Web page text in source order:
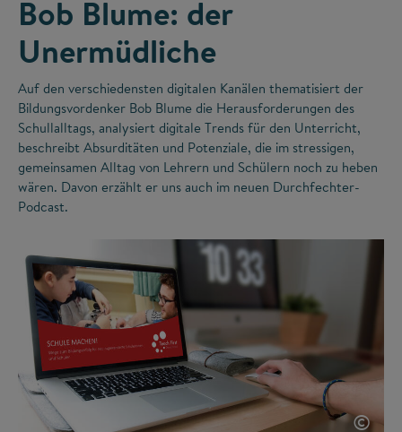
Bob Blume: der
Unermüdliche
Auf den verschiedensten digitalen Kanälen thematisiert der
Bildungsvordenker Bob Blume die Herausforderungen des
Schullalltags, analysiert digitale Trends für den Unterricht,
beschreibt Absurditäten und Potenziale, die im stressigen,
gemeinsamen Alltag von Lehrern und Schülern noch zu heben
wären. Davon erzählt er uns auch im neuen Durchfechter-
Podcast.
©